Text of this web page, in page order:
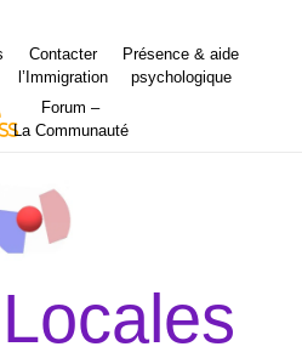
Contacter
l’Immigration
Présence & aide
psychologique
Forum –
La Communauté